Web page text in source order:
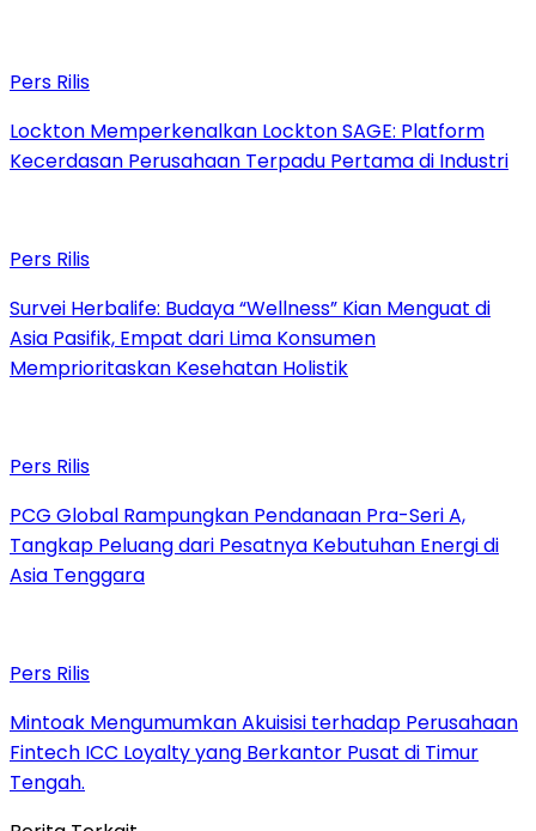
Pers Rilis
Lockton Memperkenalkan Lockton SAGE: Platform
Kecerdasan Perusahaan Terpadu Pertama di Industri
Pers Rilis
Survei Herbalife: Budaya “Wellness” Kian Menguat di
Asia Pasifik, Empat dari Lima Konsumen
Memprioritaskan Kesehatan Holistik
Pers Rilis
PCG Global Rampungkan Pendanaan Pra-Seri A,
Tangkap Peluang dari Pesatnya Kebutuhan Energi di
Asia Tenggara
Pers Rilis
Mintoak Mengumumkan Akuisisi terhadap Perusahaan
Fintech ICC Loyalty yang Berkantor Pusat di Timur
Tengah.